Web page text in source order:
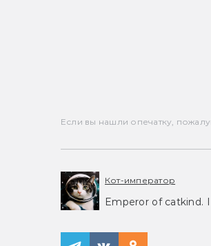
Если вы нашли опечатку,
Кот-император
Emperor of catkind.